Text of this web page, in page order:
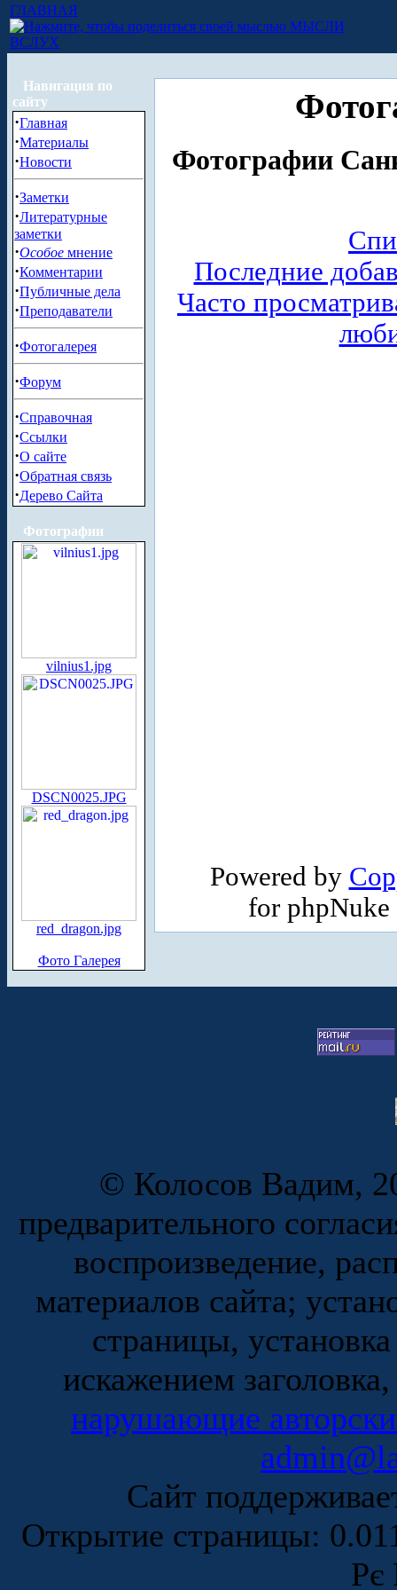
ГЛАВНАЯ
МЫСЛИ
ВСЛУХ
Навигация по
сайту
·Главная
·Материалы
·Новости
·Заметки
·Литературные
заметки
·Особое мнение
·Комментарии
·Публичные дела
·Преподаватели
·Фотогалерея
·Форум
·Справочная
·Ссылки
·О сайте
·Обратная связь
·Дерево Сайта
Фотографии
vilnius1.jpg
DSCN0025.JPG
red_dragon.jpg
Фото Галерея
Фотографии
Последние
Часто
Powered by
for
© Колосов Вадим,
предварительного
воспроизведение,
материалов сайта;
страницы,
искажением
нарушающие
Сайт
Открытие страницы:
Рє